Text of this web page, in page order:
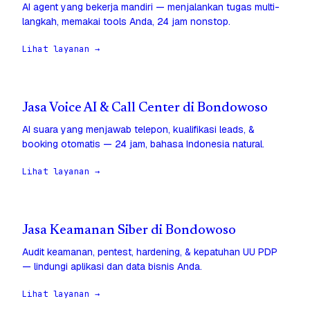
AI agent yang bekerja mandiri — menjalankan tugas multi-
langkah, memakai tools Anda, 24 jam nonstop.
Lihat layanan →
Jasa Voice AI & Call Center di Bondowoso
AI suara yang menjawab telepon, kualifikasi leads, &
booking otomatis — 24 jam, bahasa Indonesia natural.
Lihat layanan →
Jasa Keamanan Siber di Bondowoso
Audit keamanan, pentest, hardening, & kepatuhan UU PDP
— lindungi aplikasi dan data bisnis Anda.
Lihat layanan →